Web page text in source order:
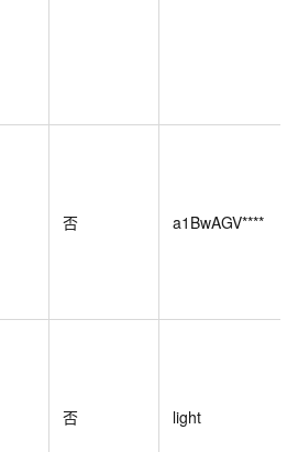
否 a1BwAGV****
否 light